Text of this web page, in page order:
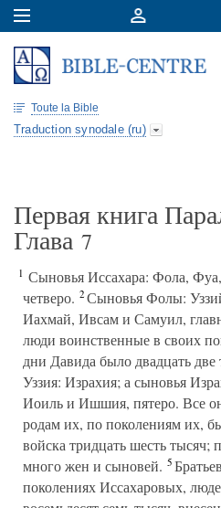
Toute la Bible
Traduction synodale (ru)
Первая книга
Глава 7
1 Сыновья Иссахара: Фола,
четверо. 2Сыновья Фолы:
Иахмай, Ивсам и Самуил,
люди воинственные в своих
дни Давида было двадцать две
Уззия: Израхия; а сыновья
Иоиль и Ишшия, пятеро. Все
родам их, по поколениям их,
войска тридцать шесть тысяч;
много жен и сыновей. 5
поколениях Иссахаровых,